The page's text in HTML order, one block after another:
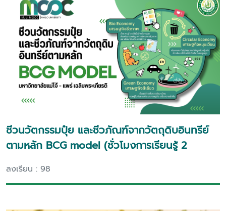
ชีวนวัตกรรมปุ๋ย และชีวภัณฑ์จากวัตถุดิบอินทรีย์
ตามหลัก BCG model (ชั่วโมงการเรียนรู้ 2
ลงเรียน : 98